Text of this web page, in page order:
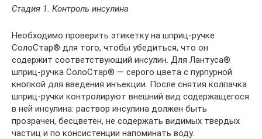
Стадия 1. Контроль инсулина
Необходимо проверить этикетку на шприц-ручке
СолоСтар® для того, чтобы убедиться, что он
содержит соответствующий инсулин. Для Лантуса®
шприц-ручка СолоСтар® — серого цвета с пурпурной
кнопкой для введения инъекции. После снятия колпачка
шприц-ручки контролируют внешний вид содержащегося
в ней инсулина: раствор инсулина должен быть
прозрачен, бесцветен, не содержать видимых твердых
частиц и по консистенции напоминать воду.